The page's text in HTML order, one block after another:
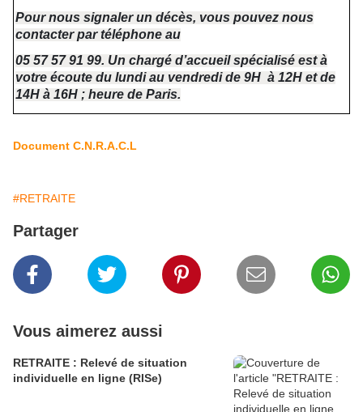
Pour nous signaler un décès, vous pouvez nous
contacter par téléphone au
05 57 57 91 99. Un chargé d’accueil spécialisé est à
votre écoute du lundi au vendredi de 9H à 12H et de
14H à 16H ; heure de Paris.
Document C.N.R.A.C.L
#RETRAITE
Partager
Vous aimerez aussi
RETRAITE : Relevé de situation
individuelle en ligne (RISe)